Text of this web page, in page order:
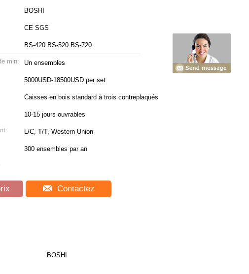
BOSHI
CE SGS
BS-420 BS-520 BS-720
min: Un ensembles
5000USD-18500USD per set
Caisses en bois standard à trois contreplaqués
10-15 jours ouvrables
L/C, T/T, Western Union
300 ensembles par an
Contactez
BOSHI